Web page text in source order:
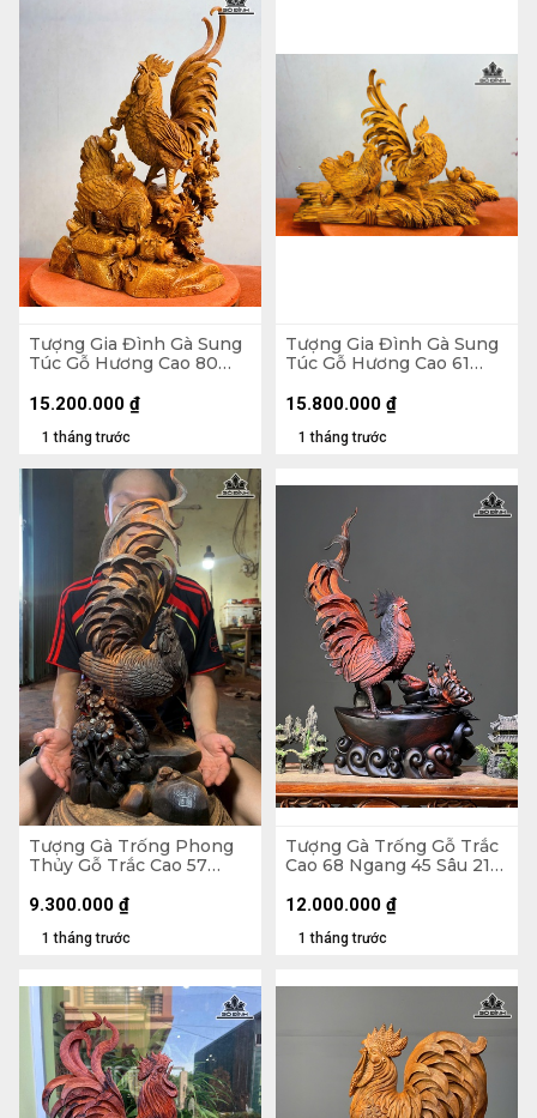
Tượng Gia Đình Gà Sung
Túc Gỗ Hương Cao 80
1 tháng trước
15.200.000 ₫
Tượng Gia Đình Gà Sung
Túc Gỗ Hương Cao 61
1 tháng trước
15.800.000 ₫
Tượng Gà Trống Phong
Thủy Gỗ Trắc Cao 57
1 tháng trước
9.300.000 ₫
Tượng Gà Trống Gỗ Trắc
Cao 68 Ngang 45 Sâu 21
1 tháng trước
12.000.000 ₫